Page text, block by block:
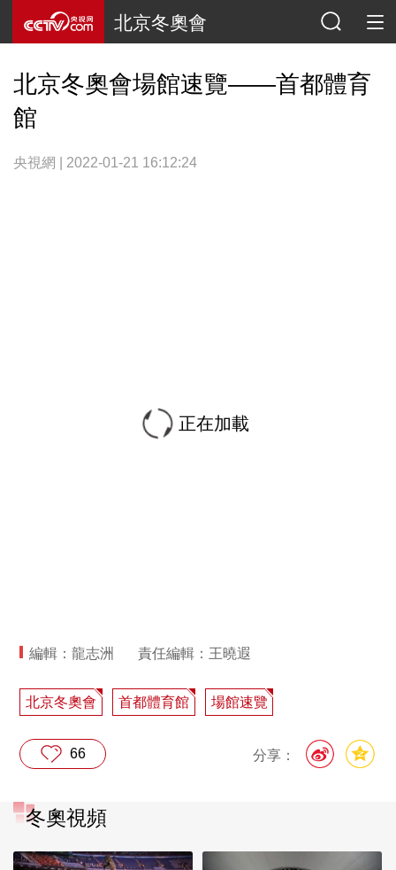
北京冬奧會
北京冬奧會場館速覽——首都體育
館
央視網 | 2022-01-21 16:12:24
正在加載
編輯：龍志洲 責任編輯：王曉遐
北京冬奧會 首都體育館 場館速覽
分享：
66
冬奧視頻